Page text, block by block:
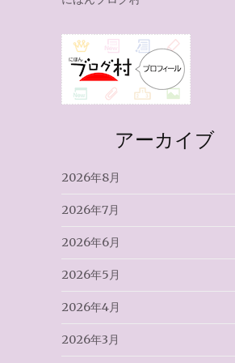
アーカイブ
2026年8月
2026年7月
2026年6月
2026年5月
2026年4月
2026年3月